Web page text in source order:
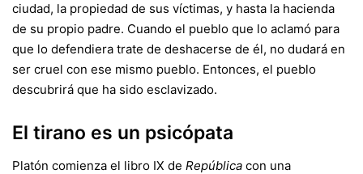
ciudad, la propiedad de sus víctimas, y hasta la hacienda
de su propio padre. Cuando el pueblo que lo aclamó para
que lo defendiera trate de deshacerse de él, no dudará en
ser cruel con ese mismo pueblo. Entonces, el pueblo
descubrirá que ha sido esclavizado.
El tirano es un psicópata
Platón comienza el libro IX de República con una